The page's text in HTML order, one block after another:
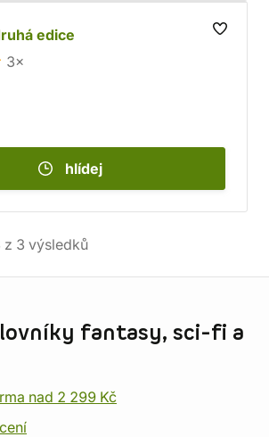
edice
3×
hlídej
z 3 výsledků
fantasy, sci-fi a
nad 2 299 Kč